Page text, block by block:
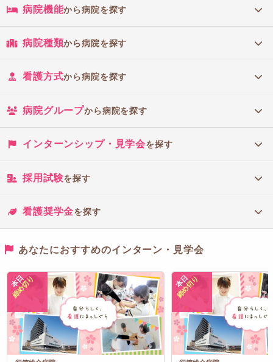
病院機能から病院を探す
病院種類から病院を探す
看護方式から病院を探す
病院グループから病院を探す
インターンシップ・見学会を探す
採用試験を探す
看護奨学金を探す
あなたにおすすめのインターン・見学会
本日
締め切り 本日
締め切り